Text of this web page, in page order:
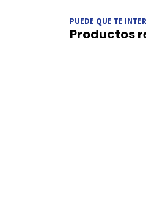
PUEDE QUE TE
Productos